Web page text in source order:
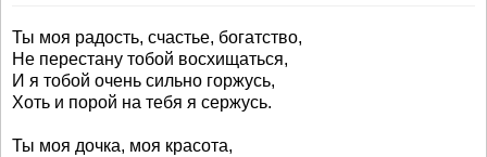
Ты моя радость, счастье, богатство,
Не перестану тобой восхищаться,
И я тобой очень сильно горжусь,
Хоть и порой на тебя я сержусь.
Ты моя дочка, моя красота,